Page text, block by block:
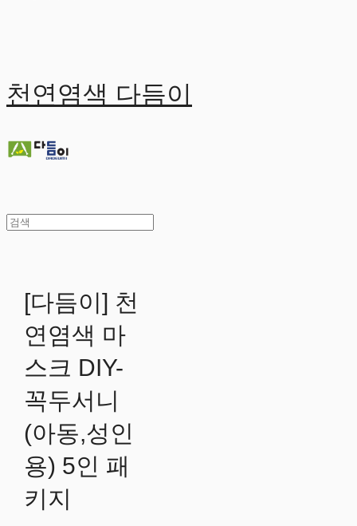
천연염색 다듬이
[다듬이] 천
연염색 마
스크 DIY-
꼭두서니
(아동,성인
용) 5인 패
키지